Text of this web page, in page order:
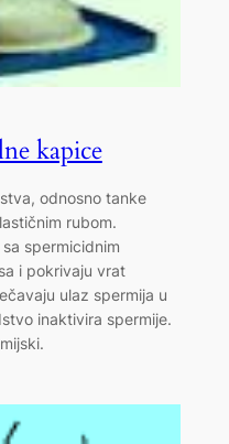
kapice
odnosno tanke
rubom.
spermicidnim
i pokrivaju vrat
ulaz spermija u
inaktivira spermije.